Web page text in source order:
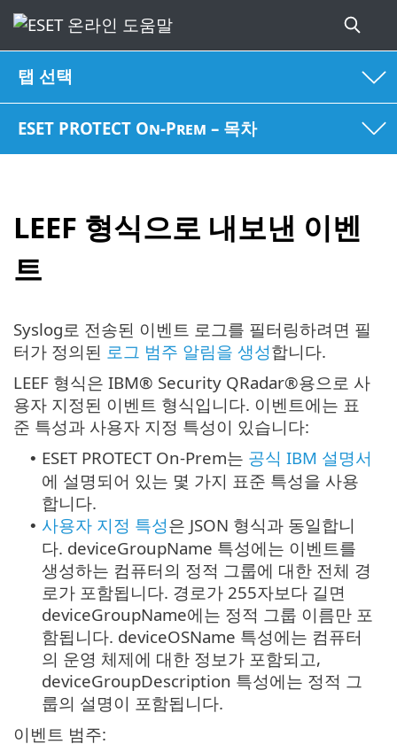
탭 선택
ESET PROTECT On-Prem – 목차
LEEF 형식으로 내보낸 이벤
트
Syslog로 전송된 이벤트 로그를 필터링하려면 필
터가 정의된 로그 범주 알림을 생성합니다.
LEEF 형식은 IBM® Security QRadar®용으로 사
용자 지정된 이벤트 형식입니다. 이벤트에는 표
준 특성과 사용자 지정 특성이 있습니다:
• ESET PROTECT On-Prem는 공식 IBM 설명서
에 설명되어 있는 몇 가지 표준 특성을 사용
합니다.
• 사용자 지정 특성은 JSON 형식과 동일합니
다. deviceGroupName 특성에는 이벤트를
생성하는 컴퓨터의 정적 그룹에 대한 전체 경
로가 포함됩니다. 경로가 255자보다 길면
deviceGroupName에는 정적 그룹 이름만 포
함됩니다. deviceOSName 특성에는 컴퓨터
의 운영 체제에 대한 정보가 포함되고,
deviceGroupDescription 특성에는 정적 그
룹의 설명이 포함됩니다.
이벤트 범주: